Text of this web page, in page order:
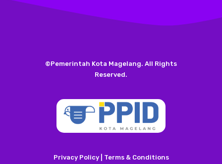
©Pemerintah Kota Magelang. All Rights
Reserved.
Privacy Policy | Terms & Conditions